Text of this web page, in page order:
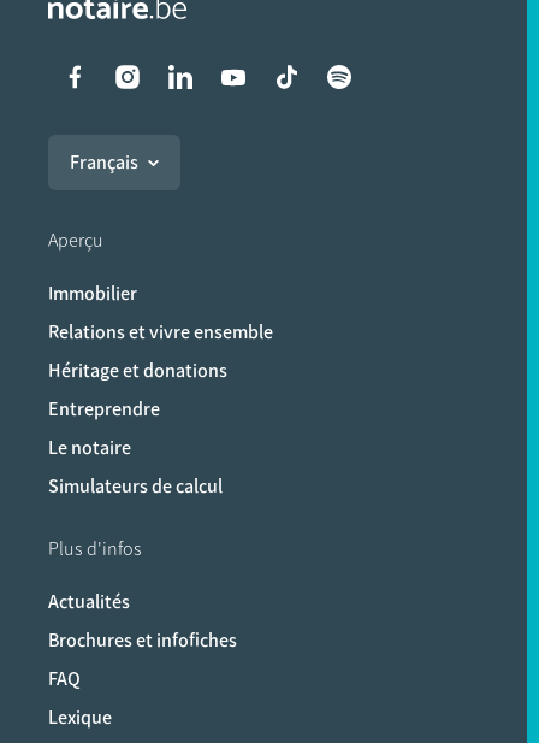
Liens vers les réseaux
Français
Aperçu
Immobilier
Relations et vivre ensemble
Héritage et donations
Entreprendre
Le notaire
Simulateurs de calcul
Plus d'infos
Actualités
Brochures et infofiches
FAQ
Lexique